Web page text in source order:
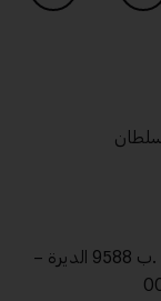
سلطان
دبي، الامارات العربية المتحدة – جزيرة المرفا – ص .ب 9588 الديرة –